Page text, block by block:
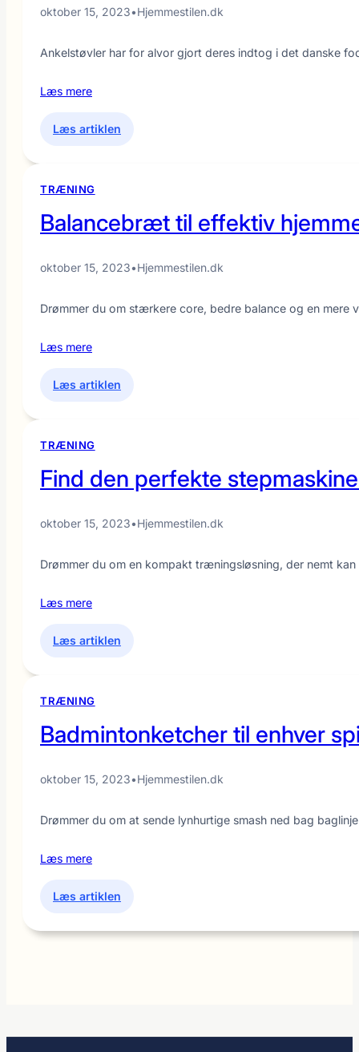
nye
oktober 15, 2023•Hjemmestilen.dk
Ankelstøvler har for alvor gjort deres indtog i det danske
Læs mere
Læs artiklen
og
behov
TRÆNING
Balancebræt til effektiv
oktober 15, 2023•Hjemmestilen.dk
Drømmer du om stærkere core, bedre balance og en
Læs mere
Læs artiklen
TRÆNING
Find den perfekte
oktober 15, 2023•Hjemmestilen.dk
Drømmer du om en kompakt træningsløsning, der nemt
Læs mere
Læs artiklen
til
din
TRÆNING
Badmintonketcher til enhver
oktober 15, 2023•Hjemmestilen.dk
Drømmer du om at sende lynhurtige smash ned bag
Læs mere
Læs artiklen
til